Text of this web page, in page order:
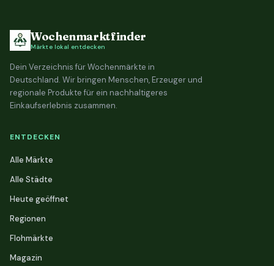
Wochenmarktfinder
Märkte lokal entdecken
Dein Verzeichnis für Wochenmärkte in
Deutschland. Wir bringen Menschen, Erzeuger und
regionale Produkte für ein nachhaltigeres
Einkaufserlebnis zusammen.
ENTDECKEN
Alle Märkte
Alle Städte
Heute geöffnet
Regionen
Flohmärkte
Magazin